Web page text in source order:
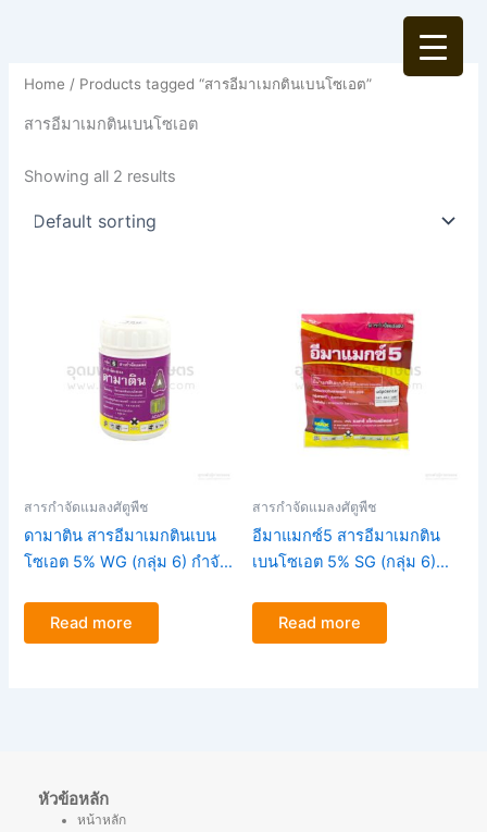
Home / Products tagged “สารอีมาเมกตินเบนโซเอต”
สารอีมาเมกตินเบนโซเอต
Showing all 2 results
สารกำจัดแมลงศัตูพืช
ดามาติน สารอีมาเมกตินเบน
โซเอต 5% WG (กลุ่ม 6) กำจัด
Read more
สารกำจัดแมลงศัตูพืช
อีมาแมกซ์5 สารอีมาเมกติน
เบนโซเอต 5% SG (กลุ่ม 6)
คั่ว หนอนใยผัก ขนาด100กรัม
Read more
หัวข้อหลัก
หน้าหลัก